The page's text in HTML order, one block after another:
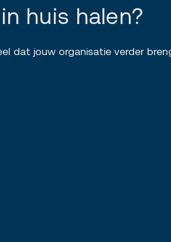
huis halen?
dat jouw organisatie verder